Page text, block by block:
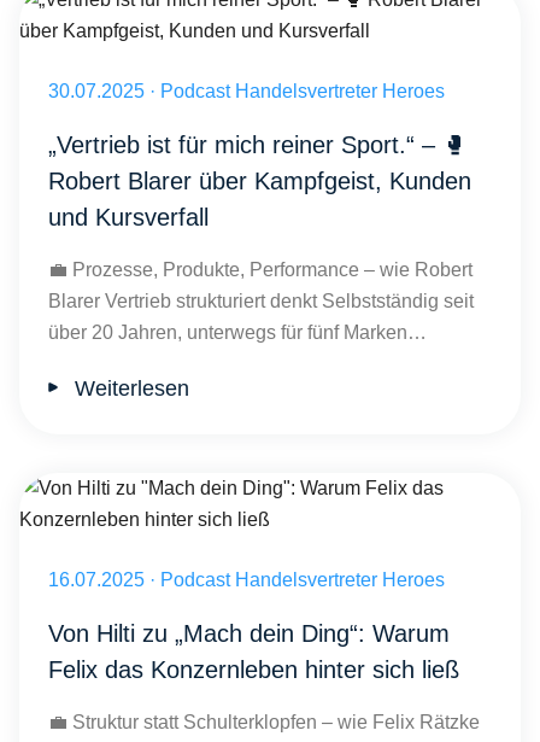
Veröffentlicht am 30.07.2025
30.07.2025 · Podcast Handelsvertreter Heroes
„Vertrieb ist für mich reiner Sport.“ – 🥊
Robert Blarer über Kampfgeist, Kunden
und Kursverfall
💼 Prozesse, Produkte, Performance – wie Robert
Blarer Vertrieb strukturiert denkt Selbstständig seit
über 20 Jahren, unterwegs für fünf Marken…
Weiterlesen
Veröffentlicht am 16.07.2025
16.07.2025 · Podcast Handelsvertreter Heroes
Von Hilti zu „Mach dein Ding“: Warum
Felix das Konzernleben hinter sich ließ
💼 Struktur statt Schulterklopfen – wie Felix Rätzke